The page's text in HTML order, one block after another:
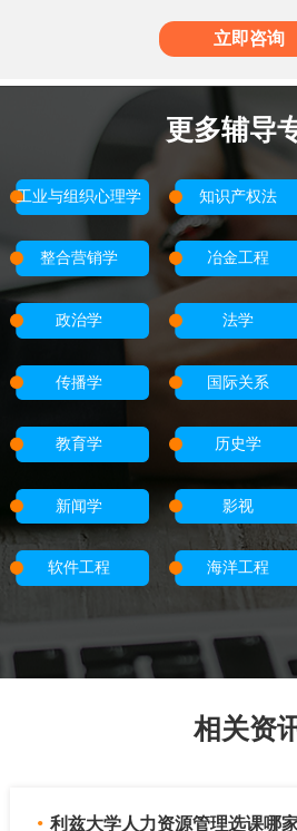
立即咨询
更多辅导
工业与组织心理学 知识产权法
整合营销学 冶金工程
政治学 法学
传播学 国际关系
教育学 历史学
新闻学 影视
软件工程 海洋工程
相关资
• 利兹大学人力资源管理选课哪